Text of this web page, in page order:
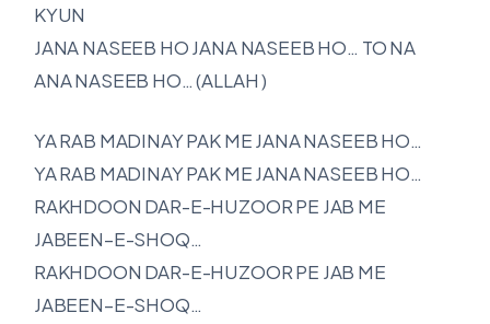
KYUN
JANA NASEEB HO JANA NASEEB HO… TO NA
ANA NASEEB HO… (ALLAH )
YA RAB MADINAY PAK ME JANA NASEEB HO…
YA RAB MADINAY PAK ME JANA NASEEB HO…
RAKHDOON DAR-E-HUZOOR PE JAB ME
JABEEN–E-SHOQ…
RAKHDOON DAR-E-HUZOOR PE JAB ME
JABEEN–E-SHOQ…